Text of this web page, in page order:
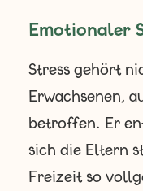
Emotionaler
Stress gehört
Erwachsenen,
betroffen. Er
sich die Eltern
Freizeit so